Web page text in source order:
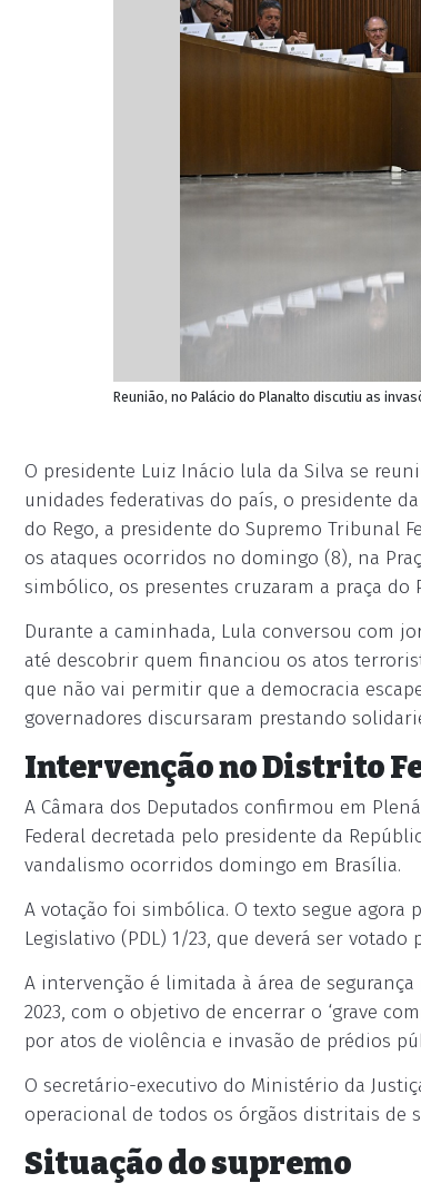
Reunião, no Palácio do Planalto discutiu as
O presidente Luiz Inácio lula da Silva se
unidades federativas do país, o presidente
do Rego, a presidente do Supremo Tribunal
os ataques ocorridos no domingo (8), na
simbólico, os presentes cruzaram a praça do
Durante a caminhada, Lula conversou com
até descobrir quem financiou os atos
que não vai permitir que a democracia
governadores discursaram prestando
Intervenção no Distrito
A Câmara dos Deputados confirmou em
Federal decretada pelo presidente da
vandalismo ocorridos domingo em Brasília.
A votação foi simbólica. O texto segue agora
Legislativo (PDL) 1/23, que deverá ser votado
A intervenção é limitada à área de
2023, com o objetivo de encerrar o ‘grave
por atos de violência e invasão de prédios
O secretário-executivo do Ministério da
operacional de todos os órgãos distritais de
Situação do supremo